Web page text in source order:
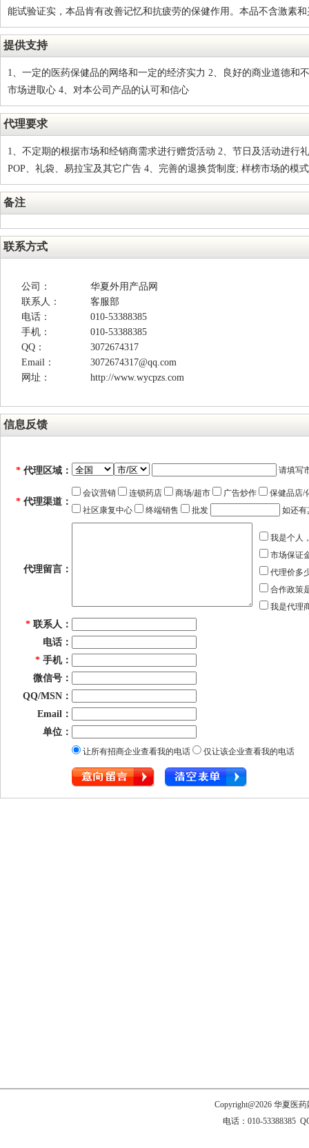
能试验证实，本品肯有改善记忆和抗疲劳的保健作用。本品不含激素
提供支持
1、一定的医药保健品的网络和一定的经济实力 2、良好的商业道德和
市场进取心 4、对本公司产品的认可和信心
代理要求
1、不定期的根据市场和经销商需求进行赠货活动 2、节日及活动进行
POP、礼袋、易拉宝及其它广告 4、完善的退换货制度; 样榜市场的模
备注
联系方式
公司：
华夏外用产品网
联系人：
客服部
电话：
010-53388385
手机：
010-53388385
QQ：
3072674317
Email：
3072674317@qq.com
网址：
http://www.wycpzs.com
信息反馈
* 代理区域： 请填写
* 代理渠道：
会议营销 连锁药店 商场/超市 广告炒作
保健品店/
社区康复中心
终端销售 批发 如还有
代理留言：
我是个人
市场保证
代理价多
合作政策
我是代理
* 联系人：
电话：
* 手机：
微信号：
QQ/MSN：
Email：
单位：
让所有招商企业查看我的电话 仅让该企业查看我的电话
Copyright@2026 华夏医
电话：010-53388385